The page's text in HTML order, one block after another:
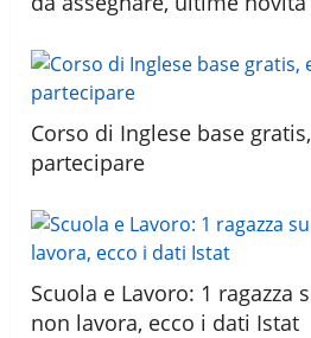
Corso di Inglese base
partecipare
Scuola e Lavoro: 1 ragazza
non lavora, ecco i dati Istat